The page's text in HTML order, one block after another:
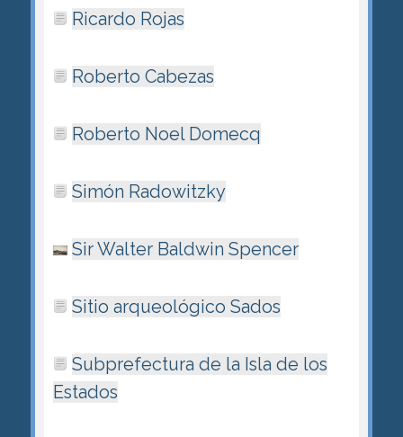
Ricardo Rojas
Roberto Cabezas
Roberto Noel Domecq
Simón Radowitzky
Sir Walter Baldwin Spencer
Sitio arqueológico Sados
Subprefectura de la Isla de los
Estados